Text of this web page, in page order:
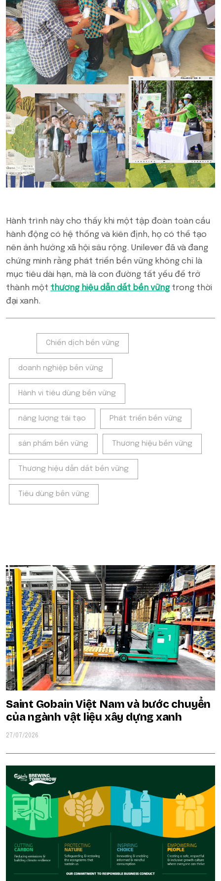
Hành trình này cho thấy khi một tập đoàn toàn cầu
hành động có hệ thống và kiên định, họ có thể tạo
nên ảnh hưởng xã hội sâu rộng. Unilever đã và đang
chứng minh rằng phát triển bền vững không chỉ là
mục tiêu dài hạn, mà là con đường tất yếu để trở
thành một thương hiệu dẫn dắt bền vững trong thời
đại xanh.
Chiến dịch bền vững
doanh nghiệp bền vững
Hành vi tiêu dùng bền vững
năng lượng tái tạo Phát triển bền vững
sản phẩm bền vững Thương hiệu bền vững
Thương hiệu dẫn dắt bền vững
Tiêu dùng bền vững
Saint Gobain Việt Nam và bước chuyển
của ngành vật liệu xây dựng xanh
27/07/2026